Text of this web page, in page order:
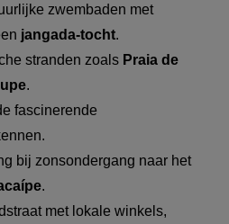
zwembaden met
jangada-tocht.
stranden zoals Praia de
.
fascinerende
bij zonsondergang naar het
.
met lokale winkels,